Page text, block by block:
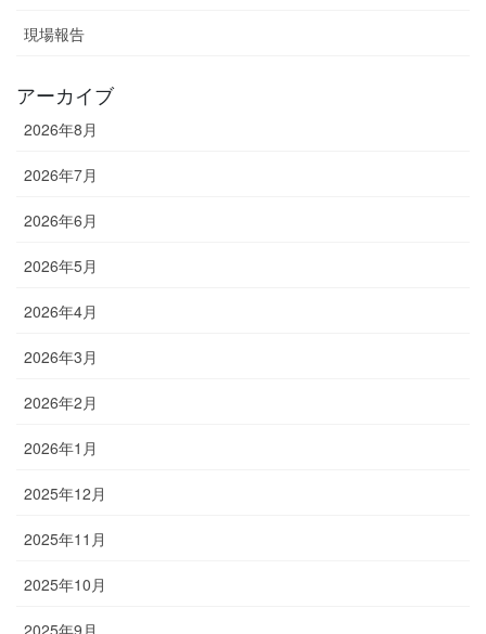
現場報告
アーカイブ
2026年8月
2026年7月
2026年6月
2026年5月
2026年4月
2026年3月
2026年2月
2026年1月
2025年12月
2025年11月
2025年10月
2025年9月